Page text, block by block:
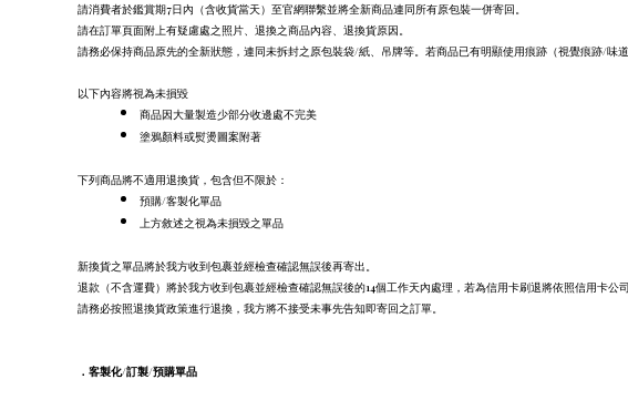
請消費者於鑑賞期7日內（含收貨當天）至官網聯繫並將全新商品連同所有原包裝一併寄回。
請在訂單頁面附上有疑慮處之照片、退換之商品內容、退換貨原因。
請務必保持商品原先的全新狀態，連同未拆封之原包裝袋/紙、吊牌等。若商品已有明顯使用痕跡（視覺痕跡/味
以下內容將視為未損毀
商品因大量製造少部分收邊處不完美
塗鴉顏料或熨燙圖案附著
下列商品將不適用退換貨，包含但不限於：
預購/客製化單品
上方敘述之視為未損毀之單品
新換貨之單品將於我方收到包裹並經檢查確認無誤後再寄出。
退款（不含運費）將於我方收到包裹並經檢查確認無誤後的14個工作天內處理，若為信用卡刷退將依照信用卡公司
請務必按照退換貨政策進行退換，我方將不接受未事先告知即寄回之訂單。
． 客製化/訂製/預購單品